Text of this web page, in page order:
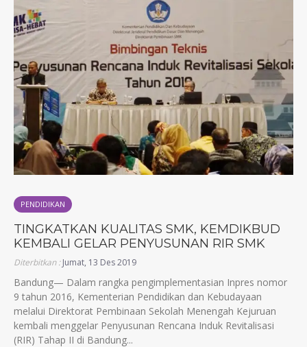
PENDIDIKAN
TINGKATKAN KUALITAS SMK, KEMDIKBUD
KEMBALI GELAR PENYUSUNAN RIR SMK
Diterbitkan :Jumat, 13 Des 2019
Bandung— Dalam rangka pengimplementasian Inpres nomor
9 tahun 2016, Kementerian Pendidikan dan Kebudayaan
melalui Direktorat Pembinaan Sekolah Menengah Kejuruan
kembali menggelar Penyusunan Rencana Induk Revitalisasi
(RIR) Tahap II di Bandung...